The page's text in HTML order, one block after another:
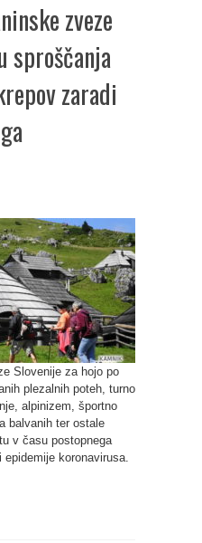
zveze
sproščanja
zaradi
Slovenije za hojo po
plezalnih poteh, turno
alpinizem, športno
balvanih ter ostale
v času postopnega
koronavirusa.